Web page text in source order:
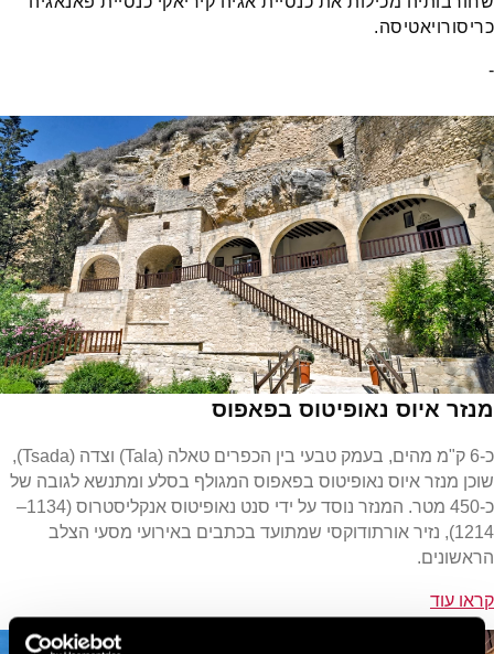
כריסורויאטיסה.
-
מנזר איוס נאופיטוס בפאפוס
כ-6 ק"מ מהים, בעמק טבעי בין הכפרים טאלה (Tala) וצדה (Tsada),
שוכן מנזר איוס נאופיטוס בפאפוס המגולף בסלע ומתנשא לגובה של
כ-450 מטר. המנזר נוסד על ידי סנט נאופיטוס אנקליסטרוס (1134–
1214), נזיר אורתודוקסי שמתועד בכתבים באירועי מסעי הצלב
הראשונים.
קראו עוד